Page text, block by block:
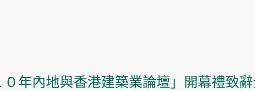
年內地與香港建築業論壇」開幕禮致辭